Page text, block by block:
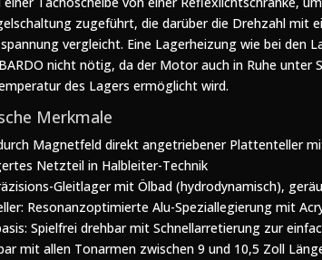
zugeführt, die darüber die Drehzahl mit
vergleicht. Eine Lagerheizung wie bei den
nicht nötig, da der Motor auch in Ruhe unter
des Lagers ermöglicht wird.
Merkmale
Magnetfeld direkt angetriebener Plattenteller
Netzteil in Halbleiter-Technik
Gleitlager mit Ölbad (hydrodynamisch),
Resonanzoptimierte Alu-Speziallegierung mit
Spielfrei drehbar mit Schnellarretierung zur
mit allen Tonarmen zwischen 9 und 10,5 Zoll